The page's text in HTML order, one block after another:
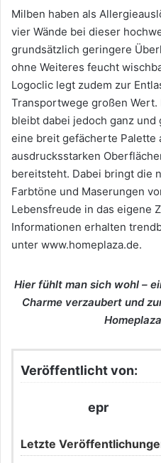
Milben haben als
vier Wände bei dieser
grundsätzlich geringere
ohne Weiteres feucht
Logoclic legt zudem zur
Transportwege großen
bleibt dabei jedoch ganz
eine breit gefächerte Palette
ausdrucksstarken
bereitsteht. Dabei bringt die
Farbtöne und Maserungen
Lebensfreude in das eigene
Informationen erhalten
unter www.homeplaza.de.
Hier fühlt man sich wohl –
Charme verzaubert und
Veröffentlicht von:
epr
Letzte